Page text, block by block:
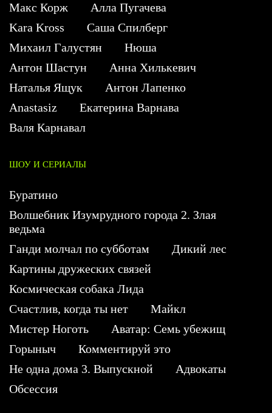
Макс Корж
Алла Пугачева
Kara Kross
Саша Спилберг
Михаил Галустян
Нюша
Антон Шастун
Анна Хилькевич
Наталья Ящук
Антон Лапенко
Anastasiz
Екатерина Варнава
Валя Карнавал
ШОУ И СЕРИАЛЫ
Буратино
Волшебник Изумрудного города 2. Злая
ведьма
Ганди молчал по субботам
Дикий лес
Картины дружеских связей
Космическая собака Лида
Счастлив, когда ты нет
Майкл
Мистер Ноготь
Аватар: Семь убежищ
Горыныч
Комментируй это
Не одна дома 3. Выпускной
Адвокаты
Обсессия